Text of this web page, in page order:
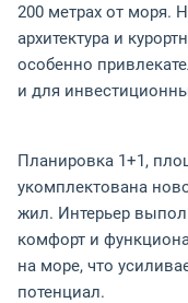
200 метрах от моря.
архитектура и
особенно
и для
Планировка 1+1,
укомплектована
жил. Интерьер
комфорт и
на море, что
потенциал.